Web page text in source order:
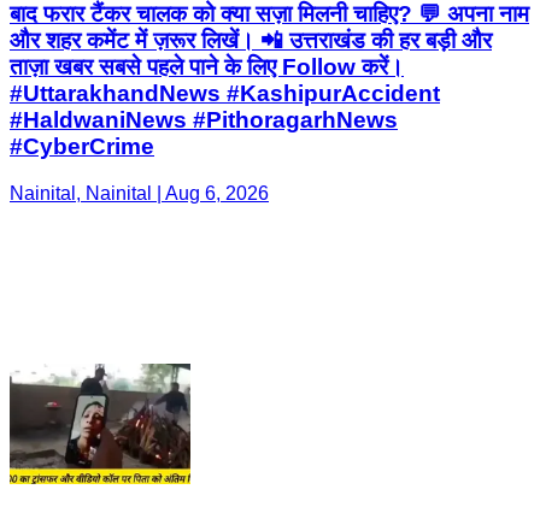
बाद फरार टैंकर चालक को क्या सज़ा मिलनी चाहिए? 💬 अपना नाम
और शहर कमेंट में ज़रूर लिखें। 📲 उत्तराखंड की हर बड़ी और
ताज़ा खबर सबसे पहले पाने के लिए Follow करें।
#UttarakhandNews #KashipurAccident
#HaldwaniNews #PithoragarhNews
#CyberCrime
Nainital, Nainital | Aug 6, 2026